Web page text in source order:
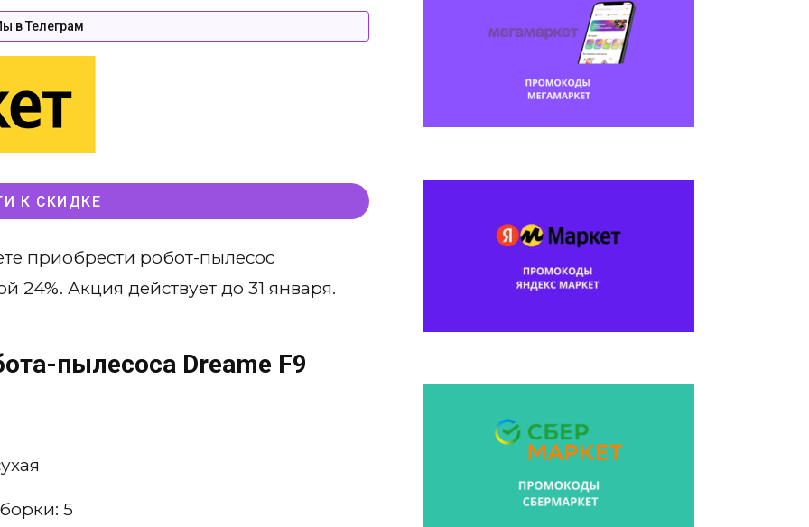
в Телеграм
К СКИДКЕ
приобрести робот-пылесос
24%. Акция действует до 31 января.
пылесоса Dreame F9
5